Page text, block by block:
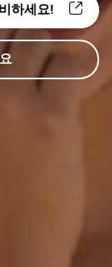
하세요!